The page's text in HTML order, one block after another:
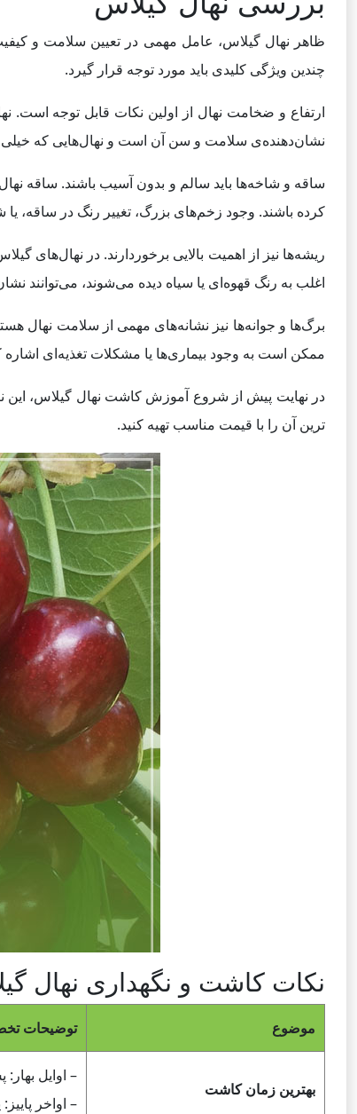
ظاهر نهال گیلاس، عامل مهمی در تعیین سلامت و
چندین ویژگی کلیدی باید مورد توجه قرار گیرد.
نشان‌دهنده‌ی سلامت و سن آن است و نهال‌هایی که خیلی
ساقه و شاخه‌ها باید سالم و بدون آسیب باشند. ساقه
کرده باشند. وجود زخم‌های بزرگ، تغییر رنگ در ساقه،
ریشه‌ها نیز از اهمیت بالایی برخوردارند. در نهال‌های
اغلب به رنگ قهوه‌ای یا سیاه دیده می‌شوند، می‌توانند
برگ‌ها و جوانه‌ها نیز نشانه‌های مهمی از سلامت نهال
ممکن است به وجود بیماری‌ها یا مشکلات تغذیه‌ای
در نهایت پیش از شروع آموزش کاشت نهال گیلاس، این
ترین آن را با قیمت مناسب تهیه کنید.
نکات کاشت و نگهداری نهال
موضوع توضیحات
بهترین زمان کاشت
– اوایل بهار:
– اواخر